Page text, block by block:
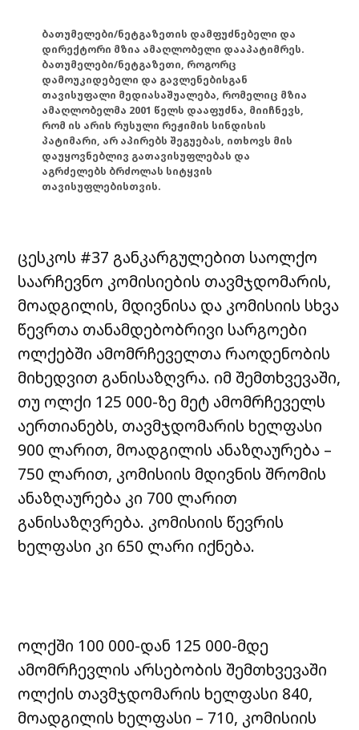
ბათუმელები/ნეტგაზეთის დამფუძნებელი და
დირექტორი მზია ამაღლობელი დააპატიმრეს.
ბათუმელები/ნეტგაზეთი, როგორც
დამოუკიდებელი და გავლენებისგან
თავისუფალი მედიასაშუალება, რომელიც მზია
ამაღლობელმა 2001 წელს დააფუძნა, მიიჩნევს,
რომ ის არის რუსული რეჟიმის სინდისის
პატიმარი, არ აპირებს შეგუებას, ითხოვს მის
დაუყოვნებლივ გათავისუფლებას და
აგრძელებს ბრძოლას სიტყვის
თავისუფლებისთვის.
ცესკოს #37 განკარგულებით საოლქო
საარჩევნო კომისიების თავმჯდომარის,
მოადგილის, მდივნისა და კომისიის სხვა
წევრთა თანამდებობრივი სარგოები
ოლქებში ამომრჩეველთა რაოდენობის
მიხედვით განისაზღვრა. იმ შემთხვევაში,
თუ ოლქი 125 000-ზე მეტ ამომრჩეველს
აერთიანებს, თავმჯდომარის ხელფასი
900 ლარით, მოადგილის ანაზღაურება –
750 ლარით, კომისიის მდივნის შრომის
ანაზღაურება კი 700 ლარით
განისაზღვრება. კომისიის წევრის
ხელფასი კი 650 ლარი იქნება.
ოლქში 100 000-დან 125 000-მდე
ამომრჩევლის არსებობის შემთხვევაში
ოლქის თავმჯდომარის ხელფასი 840,
მოადგილის ხელფასი – 710, კომისიის